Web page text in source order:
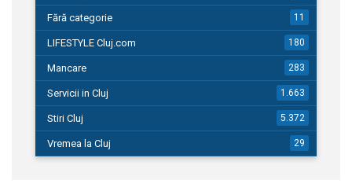
Fără categorie 11
LIFESTYLE Cluj.com 180
Mancare 283
Servicii in Cluj 1.663
Stiri Cluj 5.372
Vremea la Cluj 29